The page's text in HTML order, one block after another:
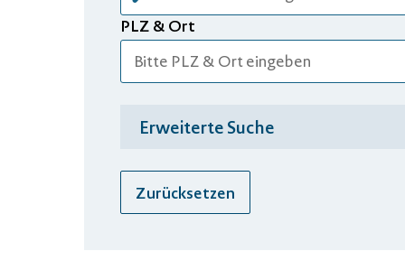
PLZ & Ort
Erweiterte Suche
Zurücksetzen